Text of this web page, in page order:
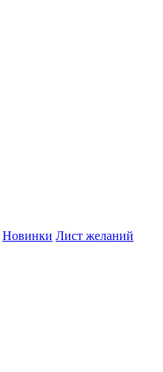
Новинки Лист желаний